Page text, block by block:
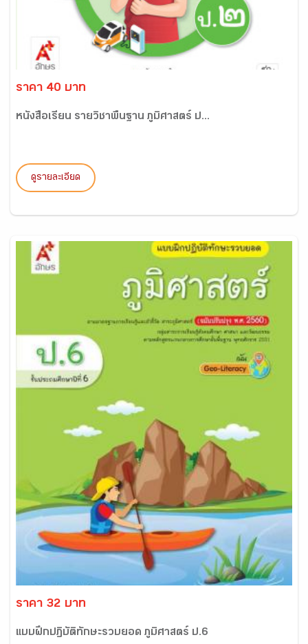
ราคา 40 บาท
หนังสือเรียน รายวิชาพื้นฐาน ภูมิศาสตร์ ป...
ดูรายละเอียด
ราคา 32 บาท
แบบฝึกปฏิบัติทักษะรวบยอด ภูมิศาสตร์ ป.6